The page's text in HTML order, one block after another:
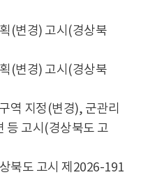
(변경) 고시(경상북
(변경) 고시(경상북
역 지정(변경), 군관리
등 고시(경상북도 고
북도 고시 제2026-191